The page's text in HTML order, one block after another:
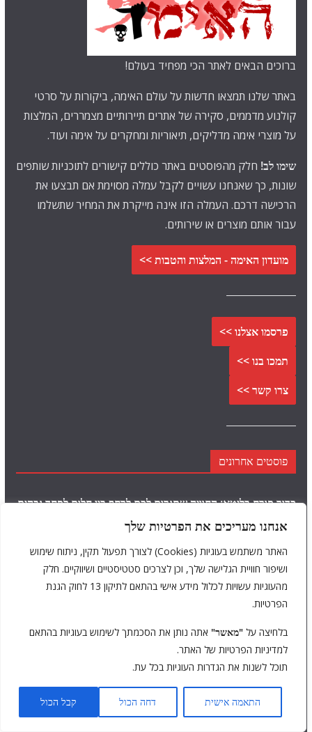
אנחנו מעריכים את הפרטיות שלך
האתר משתמש בעוגיות (Cookies) לצורך תפעול תקין, ניתוח שימוש
ושיפור חוויית הגלישה שלך, וכן לצרכים סטטיסטיים ושיווקיים. חלק
מהעוגיות עשויות לכלול מידע אישי בהתאם לתיקון 13 לחוק הגנת
הפרטיות.
בלחיצה על "מאשר" אתה נותן את הסכמתך לשימוש בעוגיות בהתאם
למדיניות הפרטיות של האתר.
תוכל לשנות את הגדרות העוגיות בכל עת.
התאמה אישית דחה הכול קבל הכול
ברוכים הבאים לאתר הכי מפחיד בעולם!
באתר שלנו תמצאו חדשות על עולם האימה, ביקורות על סרטי
קולנוע מדממים, סקירה של אתרים תיירותיים מצמררים, המלצות
על מוצרי אימה מדליקים, תיאוריות ומחקרים על אימה ועוד.
שימו לב! חלק מהפוסטים באתר כוללים קישורים לתוכניות שותפים
שונות, כך שאנחנו עשויים לקבל עמלה מסוימת אם תבצעו את
הרכישה דרכם. העמלה הזו אינה מייקרת את המחיר שתשלמו
עבור אותם מוצרים או שירותים.
מועדון האימה - המלצות והטבות >>
פרסמו אצלנו >>
תמכו בנו >>
צרו קשר >>
פוסטים אחרונים
כדור פורח בליטא: החוויה שתגרום לכם לרחף בין חלום לפחד גבהים
עין האדמה בקרואטיה: על המעיין המסתורי והעמוק מאוד, שנראה
כמו עין של מפלצת30 ביולי 2026
היד שיוצאת מהים: האם פסל היד של קסמיל באלבניה שווה את
"הם ירצחו אותך": קומדיית אימה פרועה ומדממת, שמעדיפה סטייל
על פני תוכן I ביקורת
20 ביולי 2026
האישה הסרבית הרוקדת: הסרטון המוזר שהפך לאחת מאגדות